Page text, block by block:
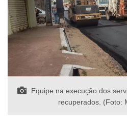
Equipe na execução dos
recuperados. (Foto: